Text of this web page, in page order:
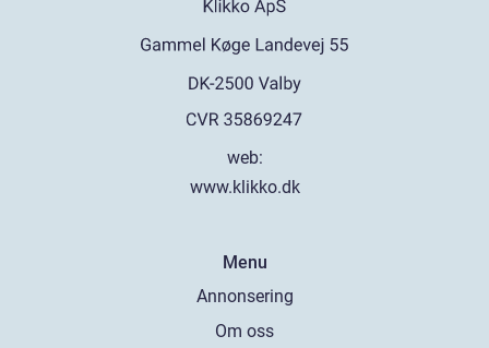
web:
www.klikko.dk
Menu
Annonsering
Om oss